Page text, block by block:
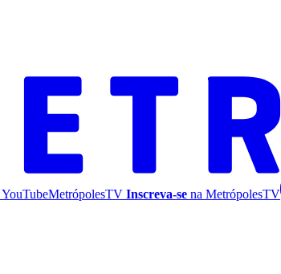
YouTubeMetrópolesTV Inscreva-se na MetrópolesTV